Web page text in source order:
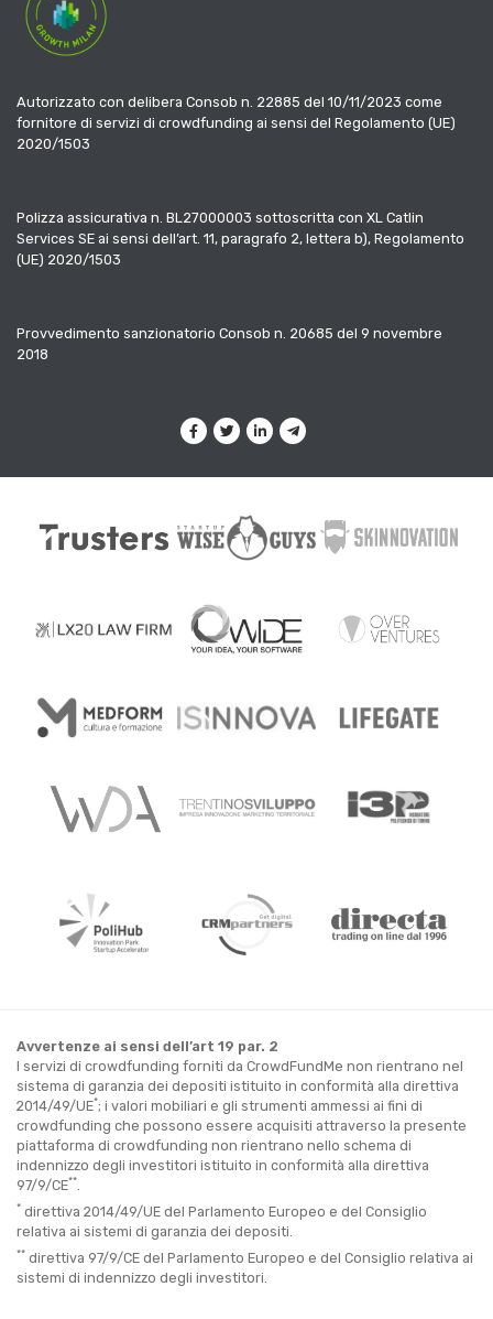
Autorizzato con delibera Consob n. 22885 del 10/11/2023 come
fornitore di servizi di crowdfunding ai sensi del Regolamento (UE)
2020/1503
Polizza assicurativa n. BL27000003 sottoscritta con XL Catlin
Services SE ai sensi dell’art. 11, paragrafo 2, lettera b), Regolamento
(UE) 2020/1503
Provvedimento sanzionatorio Consob n. 20685 del 9 novembre
2018
Avvertenze ai sensi dell’art 19 par. 2
I servizi di crowdfunding forniti da CrowdFundMe non rientrano nel
sistema di garanzia dei depositi istituito in conformità alla direttiva
2014/49/UE*; i valori mobiliari e gli strumenti ammessi ai fini di
crowdfunding che possono essere acquisiti attraverso la presente
piattaforma di crowdfunding non rientrano nello schema di
indennizzo degli investitori istituito in conformità alla direttiva
97/9/CE**
* direttiva 2014/49/UE del Parlamento Europeo e del Consiglio
relativa ai sistemi di garanzia dei depositi.
** direttiva 97/9/CE del Parlamento Europeo e del Consiglio relativa ai
sistemi di indennizzo degli investitori.